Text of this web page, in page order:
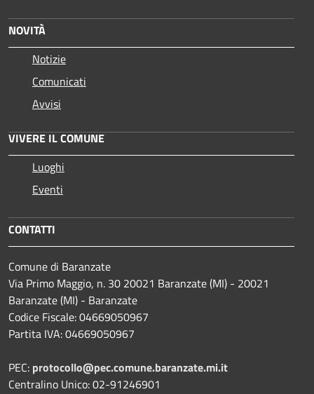
NOVITÀ
Notizie
Comunicati
Avvisi
VIVERE IL COMUNE
Luoghi
Eventi
CONTATTI
Comune di Baranzate
Via Primo Maggio, n. 30 20021 Baranzate (MI) - 20021
Baranzate (MI) - Baranzate
Codice Fiscale: 04669050967
Partita IVA: 04669050967
PEC: protocollo@pec.comune.baranzate.mi.it
Centralino Unico: 02-91246901